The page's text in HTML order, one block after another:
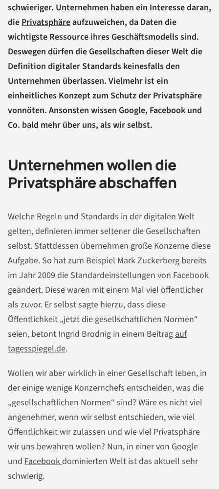
schwieriger. Unternehmen haben ein Interesse daran,
die Privatsphäreaufzuweichen, da Daten die
wichtigste Ressource ihres Geschäftsmodells sind.
Deswegen dürfen die Gesellschaften dieser Welt die
Definition digitaler Standards keinesfalls den
Unternehmen überlassen. Vielmehr ist ein
einheitliches Konzept zum Schutz der Privatsphäre
vonnöten. Ansonsten wissen Google, Facebook und
Co. bald mehr über uns, als wir selbst.
Unternehmen wollen die
Privatsphäre abschaffen
Welche Regeln und Standards in der digitalen Welt
gelten, definieren immer seltener die Gesellschaften
selbst. Stattdessen übernehmen große Konzerne diese
Aufgabe. So hat zum Beispiel Mark Zuckerberg bereits
im Jahr 2009 die Standardeinstellungen von Facebook
geändert. Diese waren mit einem Mal viel öffentlicher
als zuvor. Er selbst sagte hierzu, dass diese
Öffentlichkeit „jetzt die gesellschaftlichen Normen“
seien, betont Ingrid Brodnig in einem Beitragauf
tagesspiegel.de.
Wollen wir aber wirklich in einer Gesellschaft leben, in
der einige wenige Konzernchefs entscheiden, was die
„gesellschaftlichen Normen“ sind? Wäre es nicht viel
angenehmer, wenn wir selbst entschieden, wie viel
Öffentlichkeit wir zulassen und wie viel Privatsphäre
wir uns bewahren wollen? Nun, in einer von Google
und Facebook dominierten Welt ist das aktuell sehr
schwierig.